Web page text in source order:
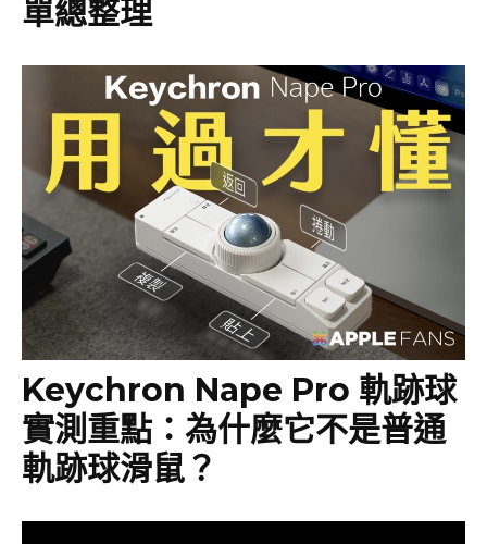
單總整理
Keychron Nape Pro 軌跡球
實測重點：為什麼它不是普通
軌跡球滑鼠？